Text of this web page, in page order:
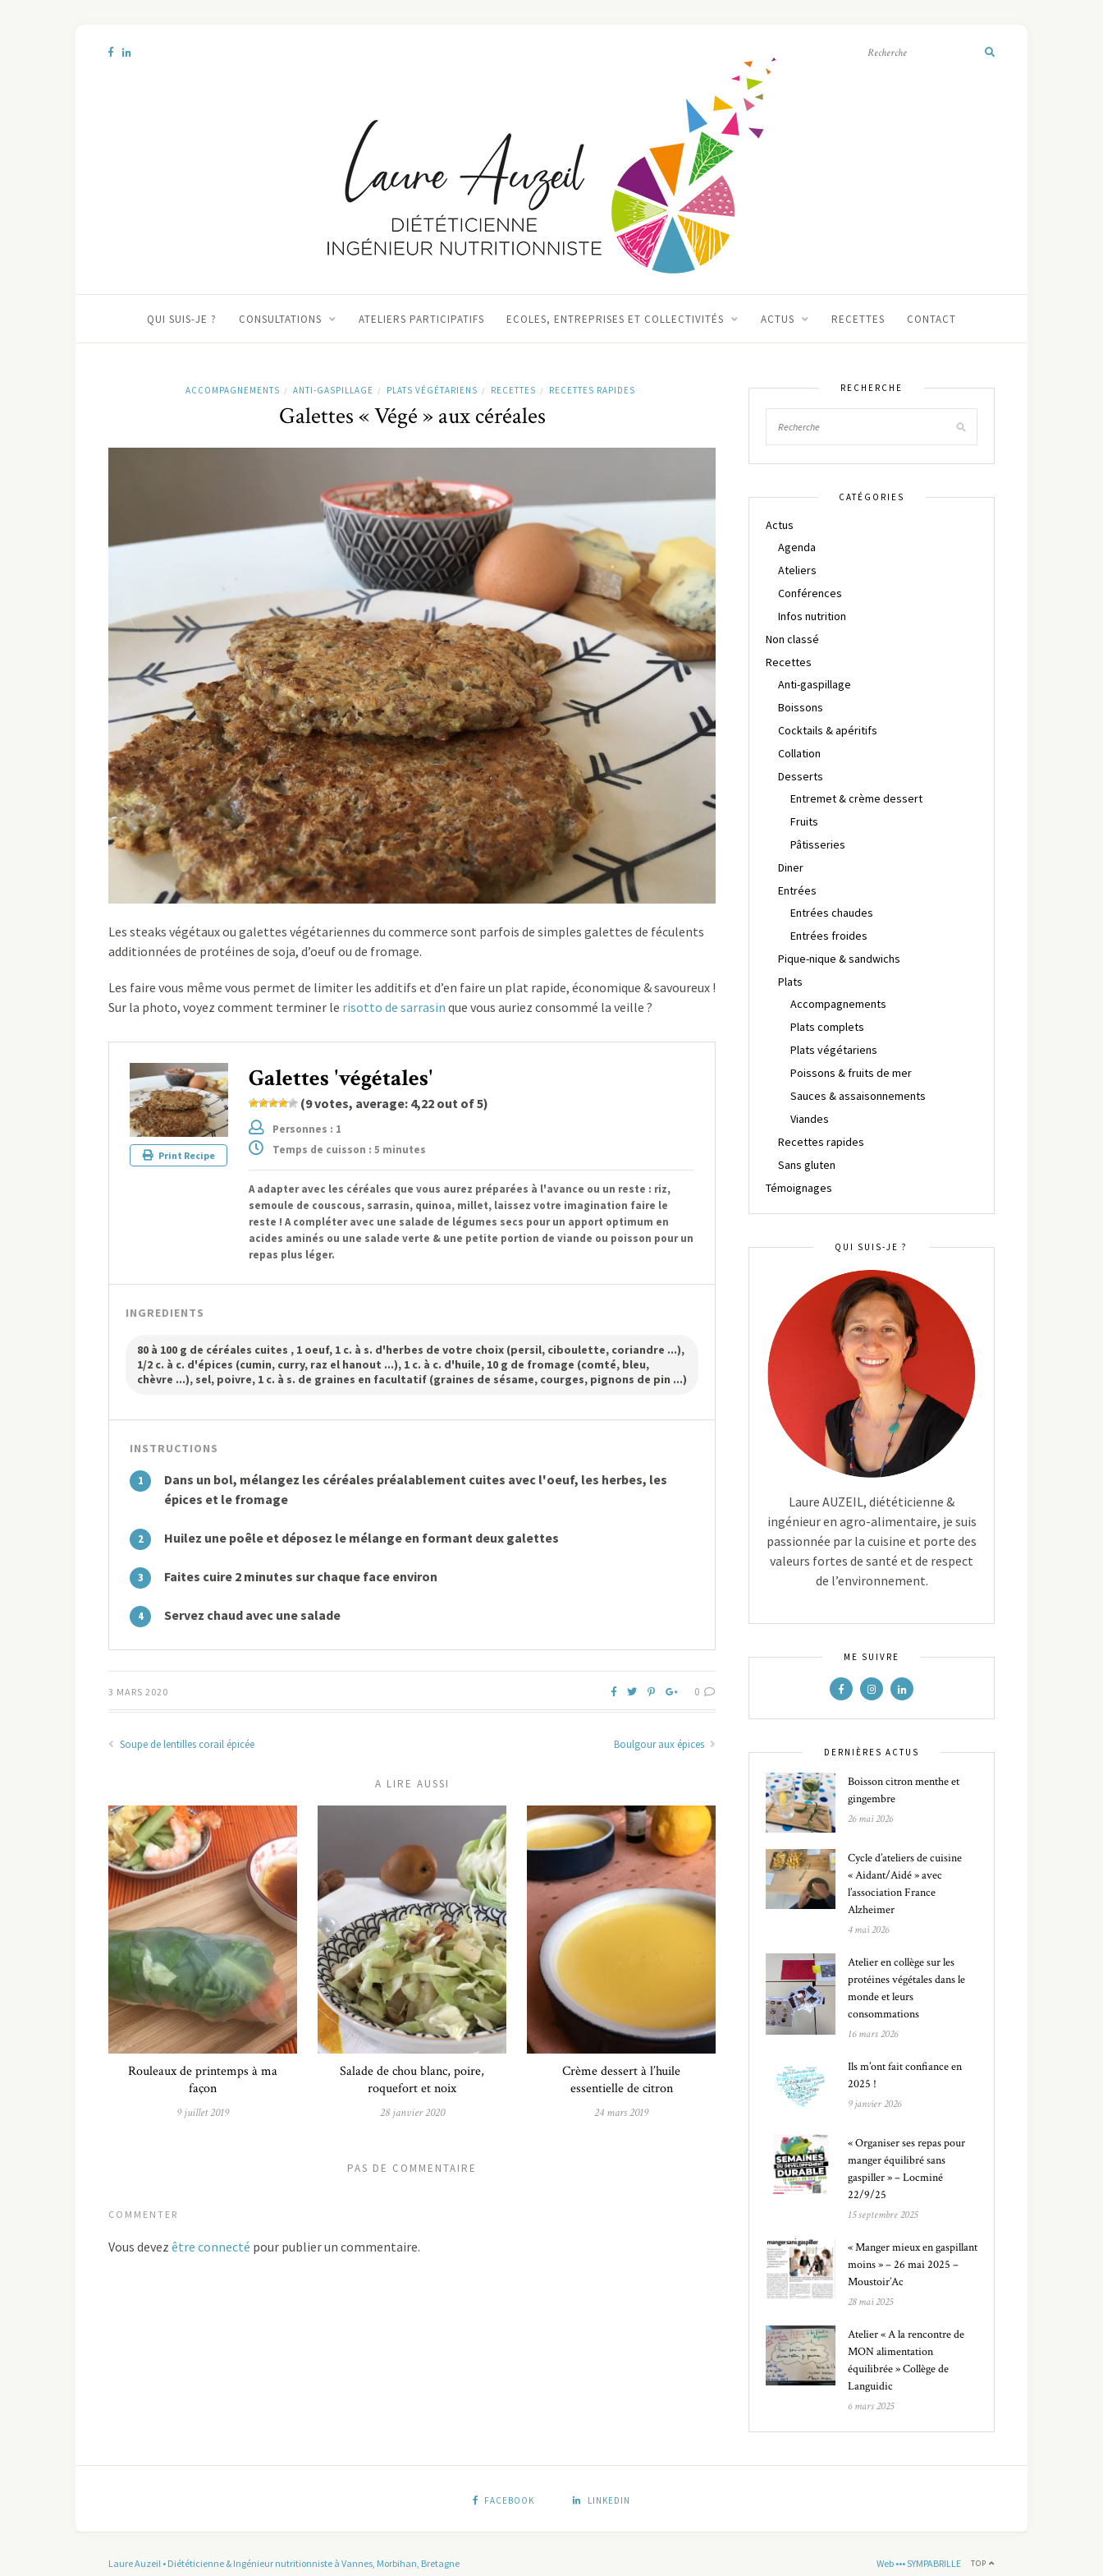
QUI SUIS-JE ? CONSULTATIONS ATELIERS PARTICIPATIFS ECOLES, ENTREPRISES ET COLLECTIVITÉS ACTUS RECETTES CONTACT
ACCOMPAGNEMENTS / ANTI-GASPILLAGE / PLATS VÉGÉTARIENS / RECETTES / RECETTES RAPIDES
Galettes « Végé » aux céréales
Les steaks végétaux ou galettes végétariennes du commerce sont parfois de simples galettes de féculents
additionnées de protéines de soja, d’oeuf ou de fromage.
Les faire vous même vous permet de limiter les additifs et d’en faire un plat rapide, économique & savoureux !
Sur la photo, voyez comment terminer le risotto de sarrasin que vous auriez consommé la veille ?
Print Recipe
Galettes 'végétales'
(9votes, average: 4,22 out of 5)
Personnes : 1
Temps de cuisson : 5 minutes
A adapter avec les céréales que vous aurez préparées à l'avance ou un reste : riz,
semoule de couscous, sarrasin, quinoa, millet, laissez votre imagination faire le
reste ! A compléter avec une salade de légumes secs pour un apport optimum en
acides aminés ou une salade verte & une petite portion de viande ou poisson pour un
repas plus léger.
INGREDIENTS
80 à 100 g de céréales cuites , 1 oeuf, 1 c. à s. d'herbes de votre choix (persil, ciboulette, coriandre ...),
1/2 c. à c. d'épices (cumin, curry, raz el hanout ...), 1 c. à c. d'huile, 10 g de fromage (comté, bleu,
chèvre ...), sel, poivre, 1 c. à s. de graines en facultatif (graines de sésame, courges, pignons de pin ...)
INSTRUCTIONS
1
Dans un bol, mélangez les céréales préalablement cuites avec l'oeuf, les herbes, les
épices et le fromage
2 Huilez une poêle et déposez le mélange en formant deux galettes
3 Faites cuire 2 minutes sur chaque face environ
4 Servez chaud avec une salade
3 MARS 2020 0
Soupe de lentilles corail épicée Boulgour aux épices
A LIRE AUSSI
Rouleaux de printemps à ma
façon
9 juillet 2019
Salade de chou blanc, poire,
roquefort et noix
28 janvier 2020
Crème dessert à l’huile
essentielle de citron
24 mars 2019
PAS DE COMMENTAIRE
COMMENTER
Vous devez être connecté pour publier un commentaire.
RECHERCHE
CATÉGORIES
Actus
Agenda
Ateliers
Conférences
Infos nutrition
Non classé
Recettes
Anti-gaspillage
Boissons
Cocktails & apéritifs
Collation
Desserts
Entremet & crème dessert
Fruits
Pâtisseries
Diner
Entrées
Entrées chaudes
Entrées froides
Pique-nique & sandwichs
Plats
Accompagnements
Plats complets
Plats végétariens
Poissons & fruits de mer
Sauces & assaisonnements
Viandes
Recettes rapides
Sans gluten
Témoignages
QUI SUIS-JE ?
Laure AUZEIL, diététicienne &
ingénieur en agro-alimentaire, je suis
passionnée par la cuisine et porte des
valeurs fortes de santé et de respect
de l’environnement.
ME SUIVRE
DERNIÈRES ACTUS
Boisson citron menthe et
gingembre
26 mai 2026
Cycle d’ateliers de cuisine
« Aidant/Aidé » avec
l’association France
Alzheimer
4 mai 2026
Atelier en collège sur les
protéines végétales dans le
monde et leurs
consommations
16 mars 2026
Ils m’ont fait confiance en
2025 !
9 janvier 2026
« Organiser ses repas pour
manger équilibré sans
gaspiller » – Locminé
22/9/25
15 septembre 2025
« Manger mieux en gaspillant
moins » – 26 mai 2025 –
Moustoir’Ac
28 mai 2025
Atelier « A la rencontre de
MON alimentation
équilibrée » Collège de
Languidic
6 mars 2025
FACEBOOK LINKEDIN
Laure Auzeil • Diététicienne & Ingénieur nutritionniste à Vannes, Morbihan, Bretagne TOP
Web ••• SYMPABRILLE